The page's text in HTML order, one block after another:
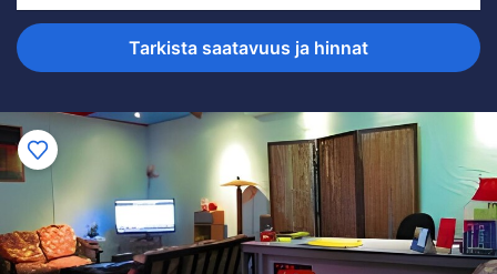
Tarkista saatavuus ja hinnat